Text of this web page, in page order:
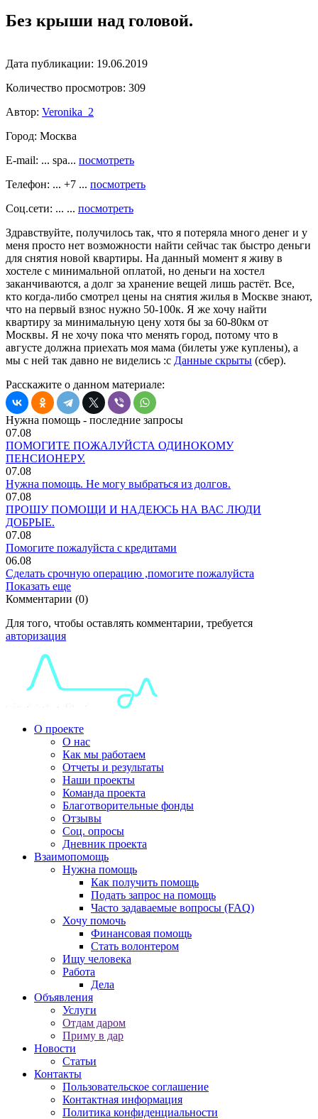
Без крыши над головой.
Дата публикации: 19.06.2019
Количество просмотров: 309
Автор: Veronika_2
Город: Москва
E-mail: ... spa... посмотреть
Телефон: ... +7 ... посмотреть
Соц.сети: ... ... посмотреть
Здравствуйте, получилось так, что я потеряла много денег и у
меня просто нет возможности найти сейчас так быстро деньги
для снятия новой квартиры. На данный момент я живу в
хостеле с минимальной оплатой, но деньги на хостел
заканчиваются, а долг за хранение вещей лишь растёт. Все,
кто когда-либо смотрел цены на снятия жилья в Москве знают,
что на первый взнос нужно 50-100к. Я же хочу найти
квартиру за минимальную цену хотя бы за 60-80км от
Москвы. Я не хочу пока что менять город, потому что в
августе должна приехать моя мама (билеты уже куплены), а
мы с ней так давно не виделись :с Данные скрыты (сбер).
Расскажите о данном материале:
Нужна помощь - последние запросы
07.08
ПОМОГИТЕ ПОЖАЛУЙСТА ОДИНОКОМУ
ПЕНСИОНЕРУ.
07.08
Нужна помощь. Не могу выбраться из долгов.
07.08
ПРОШУ ПОМОЩИ И НАДЕЮСЬ НА ВАС ЛЮДИ
ДОБРЫЕ.
07.08
Помогите пожалуйста с кредитами
06.08
Сделать срочную операцию ,помогите пожалуйста
Показать еще
Комментарии (0)
Для того, чтобы оставлять комментарии, требуется
авторизация
О проекте
О нас
Как мы работаем
Отчеты и результаты
Наши проекты
Команда проекта
Благотворительные фонды
Отзывы
Соц. опросы
Дневник проекта
Взаимопомощь
Нужна помощь
Как получить помощь
Подать запрос на помощь
Часто задаваемые вопросы (FAQ)
Хочу помочь
Финансовая помощь
Стать волонтером
Ищу человека
Работа
Дела
Объявления
Услуги
Отдам даром
Приму в дар
Новости
Статьи
Контакты
Пользовательское соглашение
Контактная информация
Политика конфиденциальности